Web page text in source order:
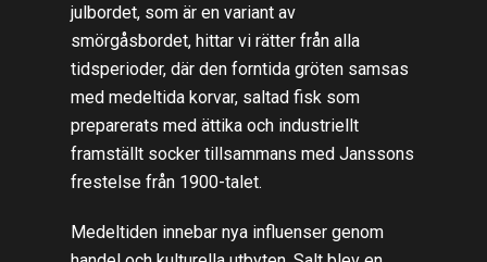
julbordet, som är en variant av
smörgåsbordet, hittar vi rätter från alla
tidsperioder, där den forntida gröten samsas
med medeltida korvar, saltad fisk som
preparerats med ättika och industriellt
framställt socker tillsammans med Janssons
frestelse från 1900-talet.
Medeltiden innebar nya influenser genom